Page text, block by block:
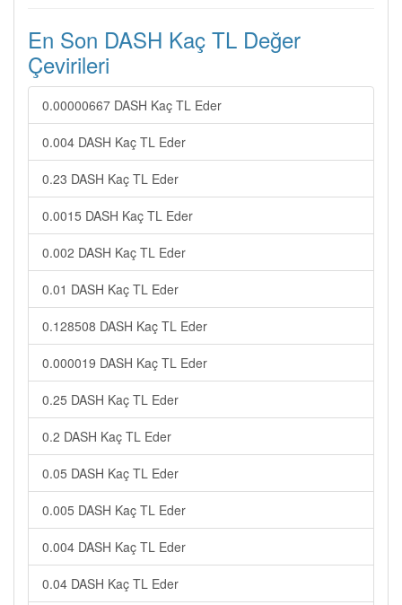
En Son DASH Kaç TL Değer
Çevirileri
0.00000667 DASH Kaç TL Eder
0.004 DASH Kaç TL Eder
0.23 DASH Kaç TL Eder
0.0015 DASH Kaç TL Eder
0.002 DASH Kaç TL Eder
0.01 DASH Kaç TL Eder
0.128508 DASH Kaç TL Eder
0.000019 DASH Kaç TL Eder
0.25 DASH Kaç TL Eder
0.2 DASH Kaç TL Eder
0.05 DASH Kaç TL Eder
0.005 DASH Kaç TL Eder
0.004 DASH Kaç TL Eder
0.04 DASH Kaç TL Eder